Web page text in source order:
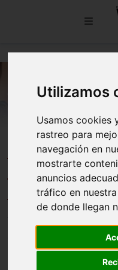
Utilizamos
Usamos cookies
rastreo para
navegación en
mostrarte
anuncios
tráfico en
de donde llegan
Gran
Marathon en
Madrid de